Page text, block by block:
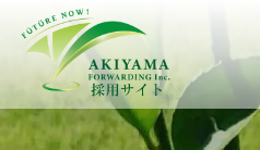
秋山逓送株式会社 採用サイト